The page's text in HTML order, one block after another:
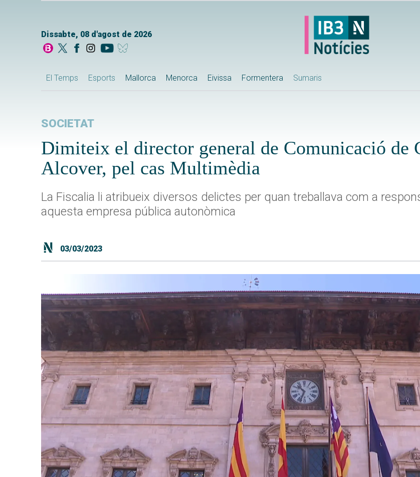
Dissabte, 08 d'agost de 2026
El Temps Esports Mallorca Menorca Eivissa Formentera Sumaris
SOCIETAT
Dimiteix el director general de Comunicació de
Alcover, pel cas Multimèdia
La Fiscalia li atribueix diversos delictes per quan treballava com a
aquesta empresa pública autonòmica
03/03/2023